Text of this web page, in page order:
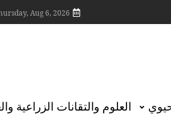
Aug 6, 2026
العلوم والتقانات الزراعية